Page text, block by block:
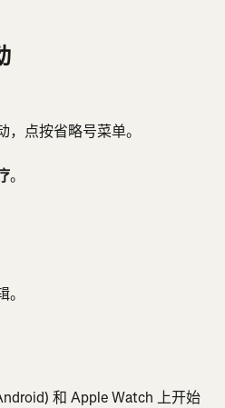
点按省略号菜单。
。
和 Apple Watch 上开始